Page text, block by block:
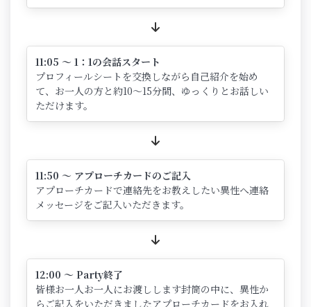
11:05 ～ 1：1の会話スタート
プロフィールシートを交換しながら自己紹介を始め
て、お一人の方と約10～15分間、ゆっくりとお話しい
ただけます。
11:50 ～ アプローチカードのご記入
アプローチカードで連絡先をお教えしたい異性へ連絡
メッセージをご記入いただきます。
12:00 ～ Party終了
皆様お一人お一人にお渡しします封筒の中に、異性か
らご記入をいただきましたアプローチカードをお入れ